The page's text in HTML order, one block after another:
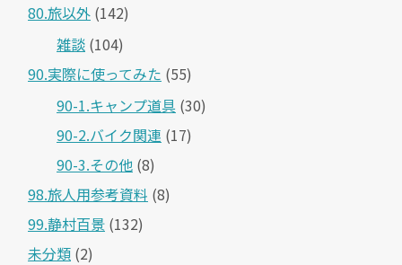
80.旅以外 (142)
雑談 (104)
90.実際に使ってみた (55)
90-1.キャンプ道具 (30)
90-2.バイク関連 (17)
90-3.その他 (8)
98.旅人用参考資料 (8)
99.静村百景 (132)
未分類 (2)